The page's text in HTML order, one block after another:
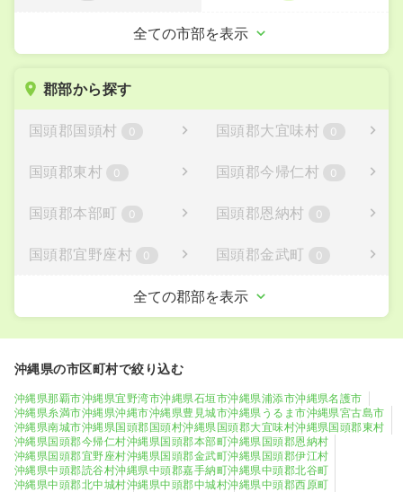
宮古島市
全ての市部を表示
郡部から探す
国頭郡国頭村 0 国頭郡大宜味村 0
国頭郡東村 0 国頭郡今帰仁村 0
国頭郡本部町 0 国頭郡恩納村 0
国頭郡宜野座村 0 国頭郡金武町 0
0 中頭郡読谷村
中頭郡嘉手納町 0 中頭郡北谷町 0
中頭郡北中城村 0
中頭郡西原町 0 島尻郡与那原町 0
島尻郡南風原町 2 島尻郡渡嘉敷村
全ての郡部を表示
沖縄県の市区町村で絞り込む
沖縄県那覇市沖縄県宜野湾市沖縄県石垣市沖縄県浦添市沖縄県名護市
沖縄県糸満市沖縄県沖縄市沖縄県豊見城市沖縄県うるま市沖縄県宮古島市
沖縄県南城市沖縄県国頭郡国頭村沖縄県国頭郡大宜味村沖縄県国頭郡東村
沖縄県国頭郡今帰仁村沖縄県国頭郡本部町沖縄県国頭郡恩納村
沖縄県国頭郡宜野座村沖縄県国頭郡金武町沖縄県国頭郡伊江村
沖縄県中頭郡読谷村沖縄県中頭郡嘉手納町沖縄県中頭郡北谷町
沖縄県中頭郡北中城村沖縄県中頭郡中城村沖縄県中頭郡西原町